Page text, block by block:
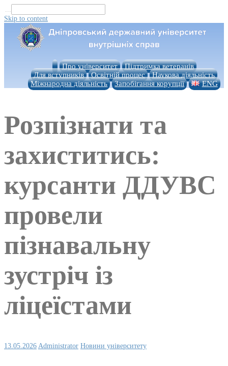
...
Skip to content
Про університет
Підтримка ветеранів
Для вступників
Освітній процес
Наукова діяльність
Міжнародна діяльність
Запобігання корупції ENG
Розпізнати та
захиститись:
курсанти ДДУВС
провели
пізнавальну
зустріч із
ліцеїстами
13.05.2026 Administrator Новини університету